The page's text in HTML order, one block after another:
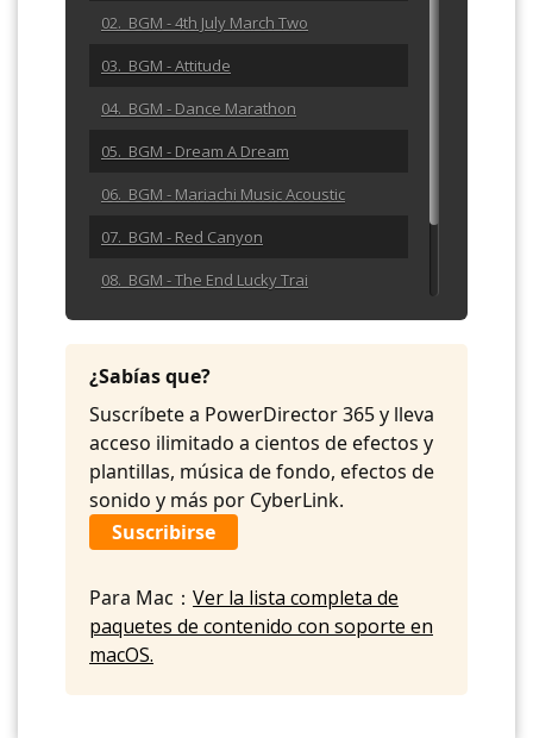
02. BGM - 4th July March Two
03. BGM - Attitude
04. BGM - Dance Marathon
05. BGM - Dream A Dream
06. BGM - Mariachi Music Acoustic
07. BGM - Red Canyon
08. BGM - The End Lucky Trai
09. BGM - Visionary
10. BGM - Westward Wagons
¿Sabías que?
Suscríbete a PowerDirector 365 y lleva
acceso ilimitado a cientos de efectos y
plantillas, música de fondo, efectos de
sonido y más por CyberLink.
Suscribirse
Para Mac： Ver la lista completa de
paquetes de contenido con soporte en
macOS.